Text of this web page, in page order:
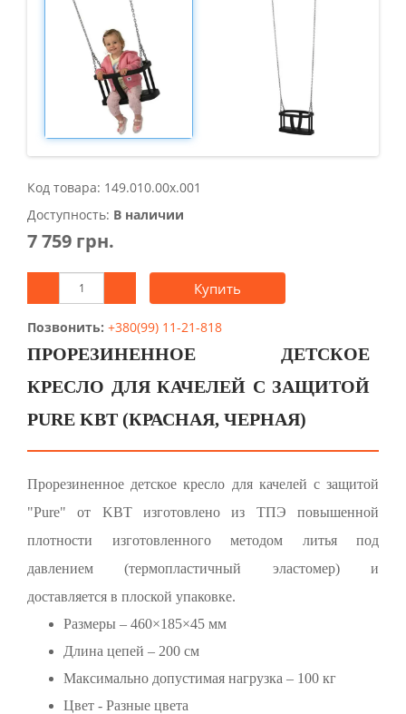
Код товара: 149.010.00x.001
Доступность: В наличии
7 759 грн.
Купить
Позвонить: +380(99) 11-21-818
ПРОРЕЗИНЕННОЕ ДЕТСКОЕ
КРЕСЛО ДЛЯ КАЧЕЛЕЙ С ЗАЩИТОЙ
PURE KBT (КРАСНАЯ, ЧЕРНАЯ)
Прорезиненное детское кресло для качелей с защитой
"Pure" от KBT изготовлено из ТПЭ повышенной
плотности изготовленного методом литья под
давлением (термопластичный эластомер) и
доставляется в плоской упаковке.
Размеры – 460×185×45 мм
Длина цепей – 200 см
Максимально допустимая нагрузка – 100 кг
Цвет - Разные цвета